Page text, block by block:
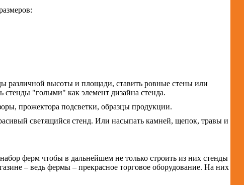
различной высоты и площади, ставить ровные стены или
стенды "голыми" как элемент дизайна стенда.
прожектора подсветки, образцы продукции.
светящийся стенд. Или насыпать камней, щепок, травы и
ферм чтобы в дальнейшем не только строить из них стенды
– ведь фермы – прекрасное торговое оборудование. На них